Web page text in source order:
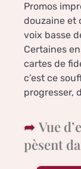
Promos
douzaine et
voix basse
Certaines
cartes de
c’est ce
progresser,
Vue
pèsent